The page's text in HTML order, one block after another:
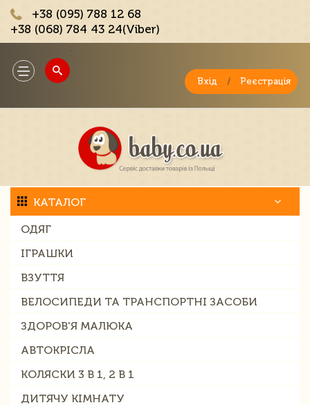
+38 (095) 788 12 68
+38 (068) 784 43 24(Viber)
Toggle
navigation
Вхід / Реєстрація
КАТАЛОГ
ОДЯГ
ІГРАШКИ
ВЗУТТЯ
ВЕЛОСИПЕДИ ТА ТРАНСПОРТНІ ЗАСОБИ
ЗДОРОВ'Я МАЛЮКА
АВТОКРІСЛА
КОЛЯСКИ 3 В 1, 2 В 1
ДИТЯЧУ КІМНАТУ